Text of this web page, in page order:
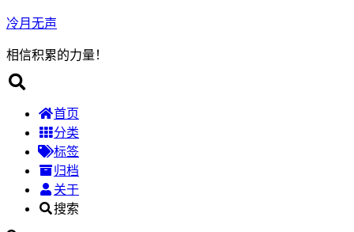
冷月无声
相信积累的力量！
首页
分类
标签
归档
关于
搜索